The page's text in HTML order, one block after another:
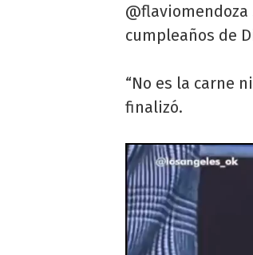
cumpleaños de
“No es la carne
finalizó.